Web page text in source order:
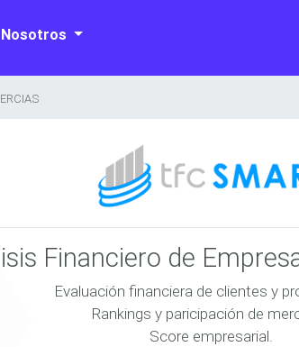
Nosotros
Financiero de
Evaluación financiera de clientes y
Rankings y paricipación de
Score empresarial.